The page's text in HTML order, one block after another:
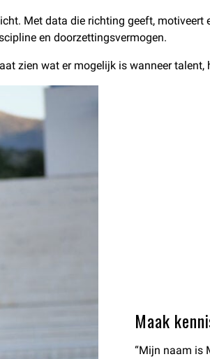
Met data die richting geeft,
en doorzettingsvermogen.
zien wat er mogelijk is wanneer
Maak
“Mijn naam is